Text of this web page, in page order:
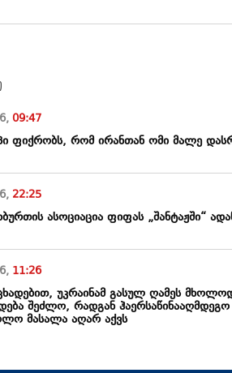
,09:47
ფიქრობს, რომ ირანთან ომი მალე
, 22:25
ასოციაცია ფიფას „შანტაჟში“
, 11:26
უკრაინამ გასულ ღამეს
შეძლო, რადგან ჰაერსაწინააღმდეგო
მასალა აღარ აქვს